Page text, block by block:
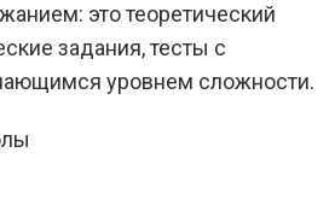
это теоретический
задания, тесты с
уровнем сложности.